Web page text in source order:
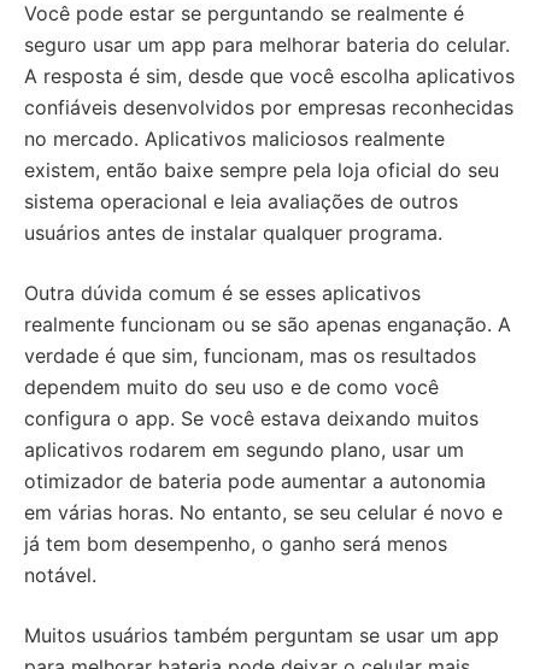
Você pode estar se perguntando se realmente é
seguro usar um app para melhorar bateria do celular.
A resposta é sim, desde que você escolha aplicativos
confiáveis desenvolvidos por empresas reconhecidas
no mercado. Aplicativos maliciosos realmente
existem, então baixe sempre pela loja oficial do seu
sistema operacional e leia avaliações de outros
usuários antes de instalar qualquer programa.
Outra dúvida comum é se esses aplicativos
realmente funcionam ou se são apenas enganação. A
verdade é que sim, funcionam, mas os resultados
dependem muito do seu uso e de como você
configura o app. Se você estava deixando muitos
aplicativos rodarem em segundo plano, usar um
otimizador de bateria pode aumentar a autonomia
em várias horas. No entanto, se seu celular é novo e
já tem bom desempenho, o ganho será menos
notável.
Muitos usuários também perguntam se usar um app